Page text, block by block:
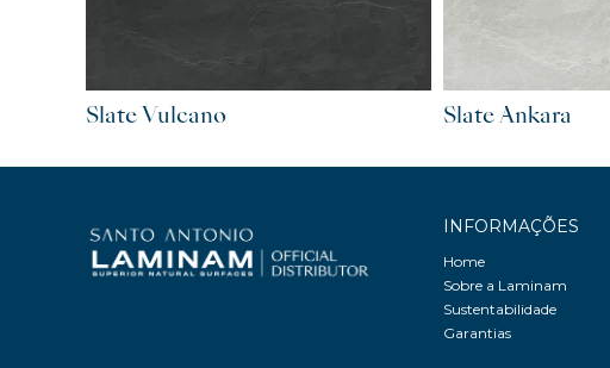
Slate Vulcano Slate Ankara
INFORMAÇÕES
Home
Sobre a Laminam
Sustentabilidade
Garantias